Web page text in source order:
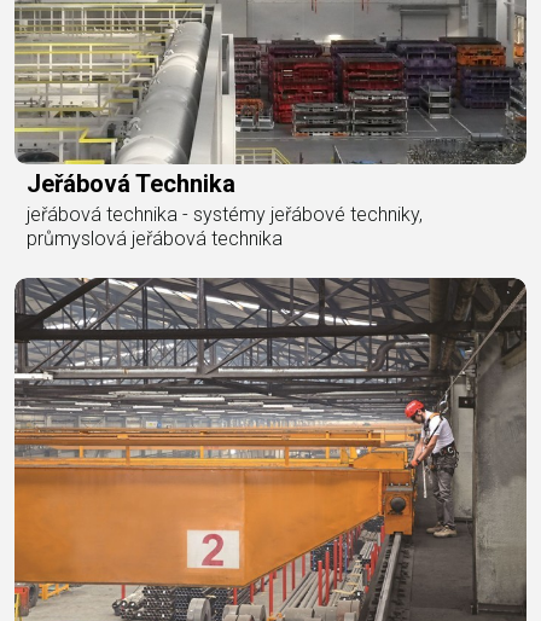
Jeřábová Technika
jeřábová technika - systémy jeřábové techniky,
průmyslová jeřábová technika